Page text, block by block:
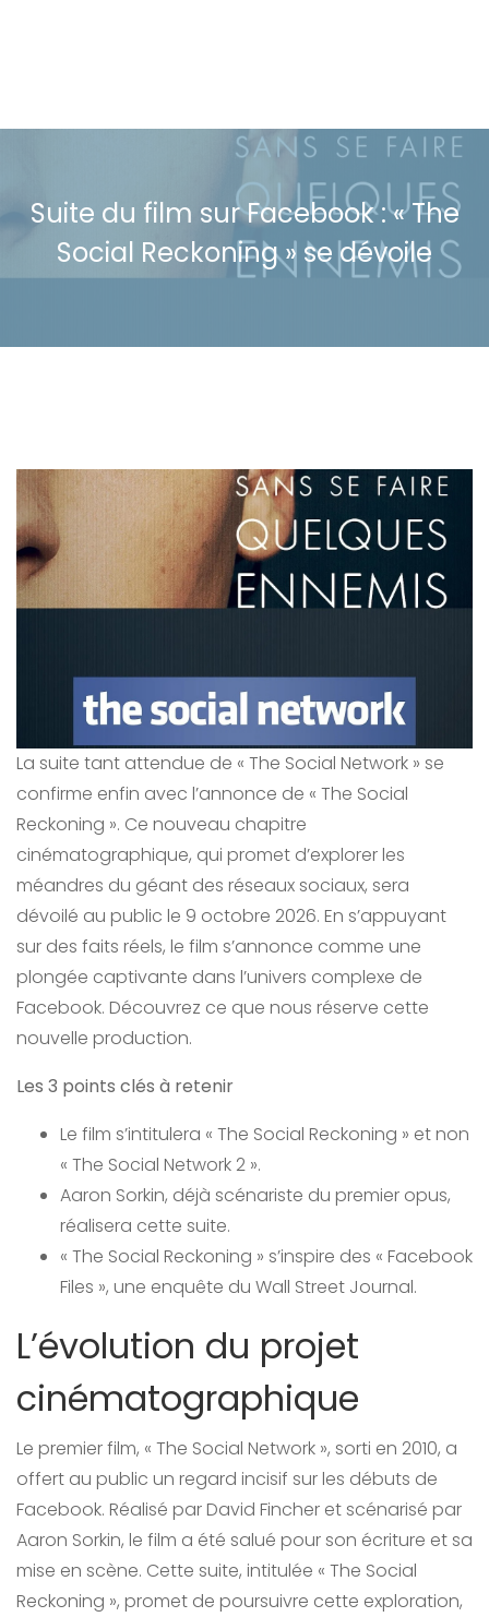
Suite du film sur Facebook : « The
Social Reckoning » se dévoile
La suite tant attendue de « The Social Network » se
confirme enfin avec l’annonce de « The Social
Reckoning ». Ce nouveau chapitre
cinématographique, qui promet d’explorer les
méandres du géant des réseaux sociaux, sera
dévoilé au public le 9 octobre 2026. En s’appuyant
sur des faits réels, le film s’annonce comme une
plongée captivante dans l’univers complexe de
Facebook. Découvrez ce que nous réserve cette
nouvelle production.
Les 3 points clés à retenir
Le film s’intitulera « The Social Reckoning » et non
« The Social Network 2 ».
Aaron Sorkin, déjà scénariste du premier opus,
réalisera cette suite.
« The Social Reckoning » s’inspire des « Facebook
Files », une enquête du Wall Street Journal.
L’évolution du projet
cinématographique
Le premier film, « The Social Network », sorti en 2010, a
offert au public un regard incisif sur les débuts de
Facebook. Réalisé par David Fincher et scénarisé par
Aaron Sorkin, le film a été salué pour son écriture et sa
mise en scène. Cette suite, intitulée « The Social
Reckoning », promet de poursuivre cette exploration,